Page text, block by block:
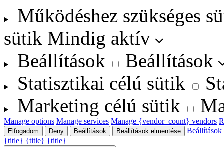
Működéshez szükséges
sütik Mindig aktív
Beállítások
Beállítások
Statisztikai célú sütik
Marketing célú sütik
Manage options Manage services Manage {vendor_count} vendors
Elfogadom Deny Beállítások Beállítások elmentése
Beállítások
{title} {title} {title}